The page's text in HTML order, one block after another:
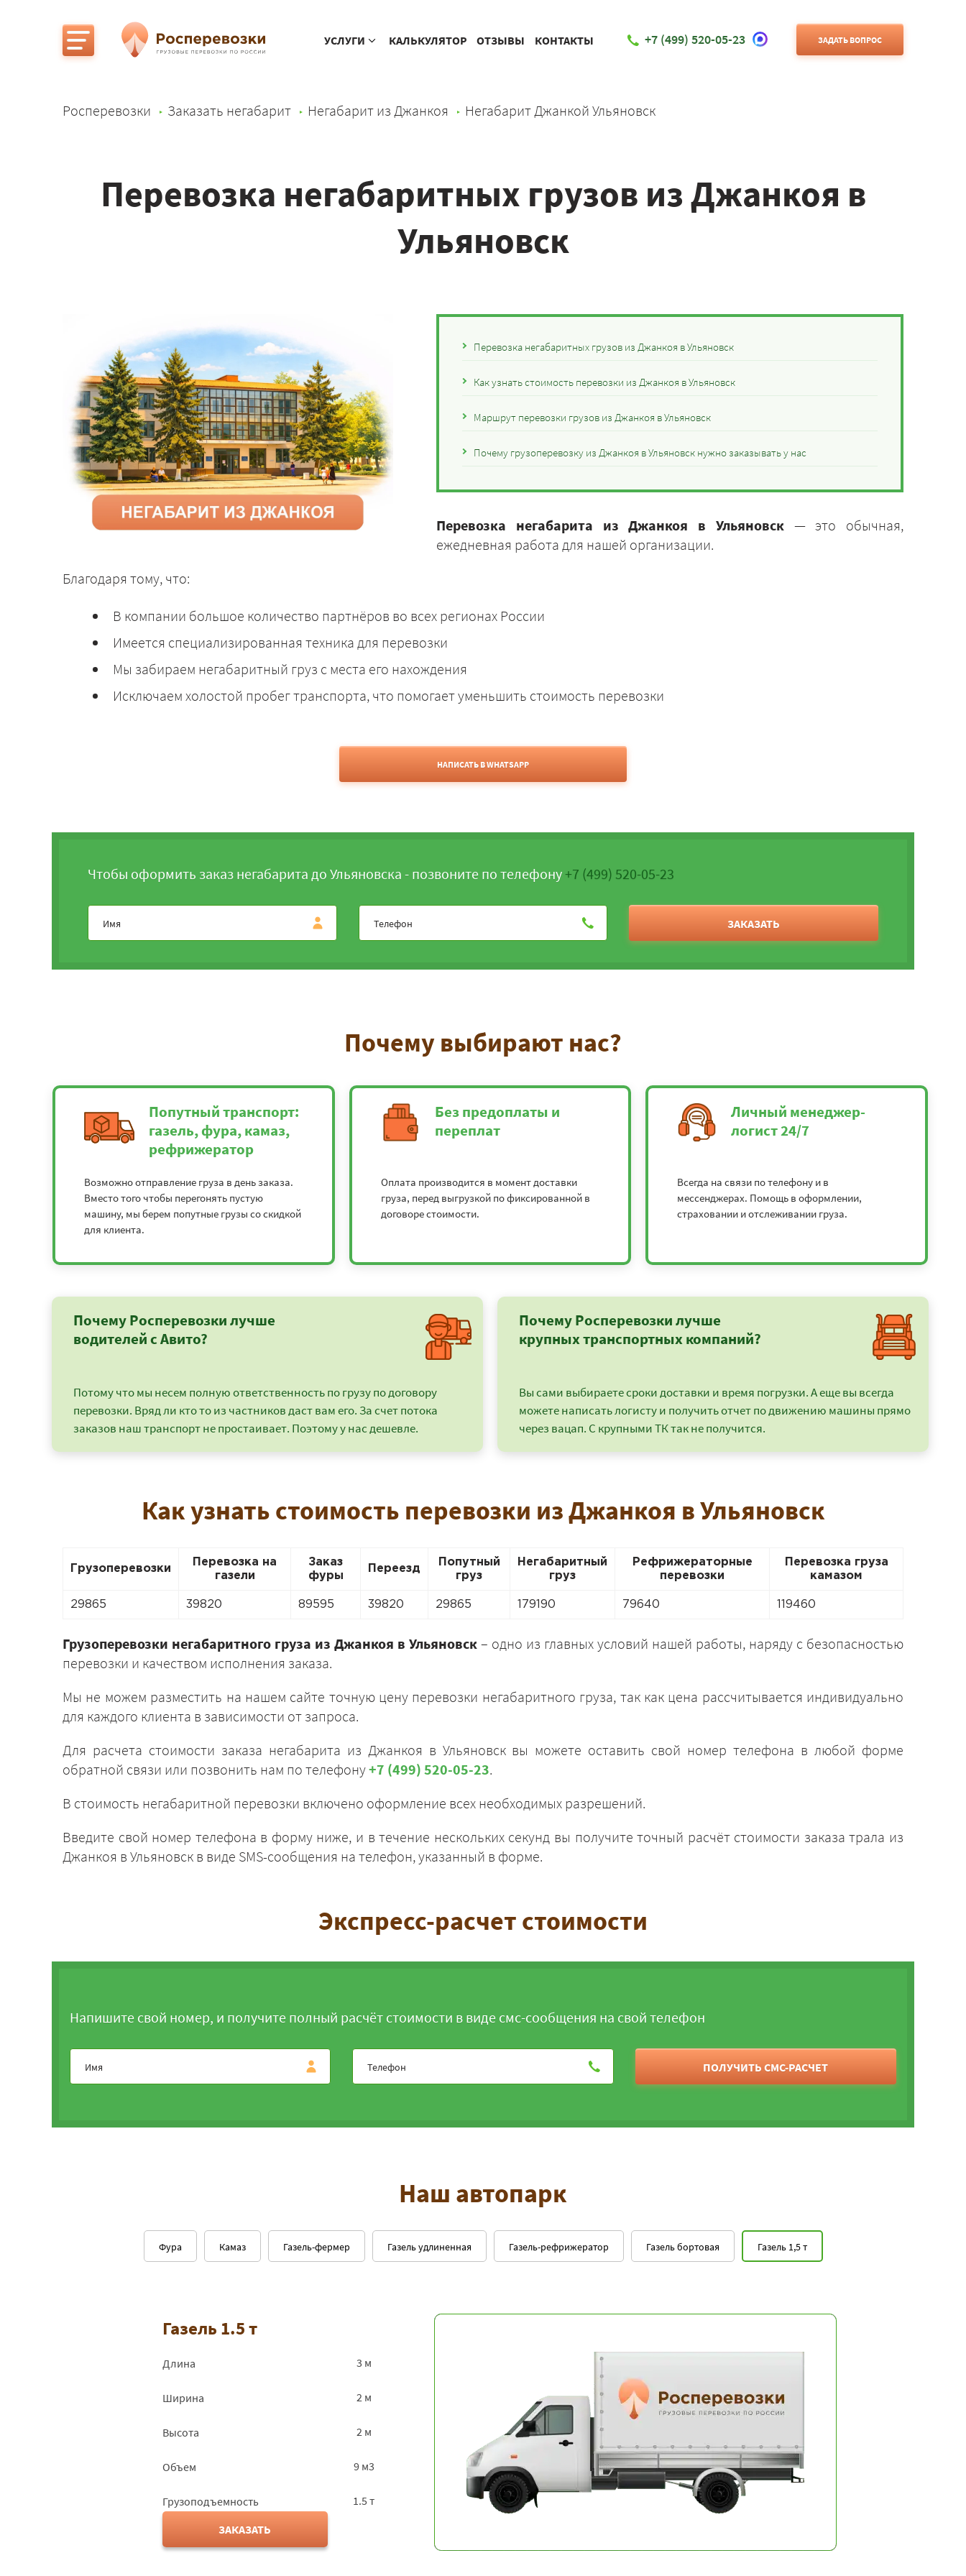
УСЛУГИ КАЛЬКУЛЯТОР ОТЗЫВЫ КОНТАКТЫ +7 (499) 520-05-23 ЗАДАТЬ ВОПРОС
Росперевозки Заказать негабарит Негабарит из Джанкоя Негабарит Джанкой Ульяновск
Перевозка негабаритных грузов из Джанкоя в
Ульяновск
Перевозка негабаритных грузов из Джанкоя в Ульяновск
Как узнать стоимость перевозки из Джанкоя в Ульяновск
Маршрут перевозки грузов из Джанкоя в Ульяновск
Почему грузоперевозку из Джанкоя в Ульяновск нужно заказывать у нас
Перевозка негабарита из Джанкоя в Ульяновск— это обычная,
ежедневная работа для нашей организации.
Благодаря тому, что:
В компании большое количество партнёров во всех регионах России
Имеется специализированная техника для перевозки
Мы забираем негабаритный груз с места его нахождения
Исключаем холостой пробег транспорта, что помогает уменьшить стоимость перевозки
НАПИСАТЬ В WHATSAPP
Чтобы оформить заказ негабарита до Ульяновска - позвоните по телефону+7 (499) 520-05-23
ЗАКАЗАТЬ
Почему выбирают нас?
Попутный транспорт:
газель, фура, камаз,
рефрижератор
Возможно отправление груза в день заказа.
Вместо того чтобы перегонять пустую
машину, мы берем попутные грузы со скидкой
для клиента.
Без предоплаты и
переплат
Оплата производится в момент доставки
груза, перед выгрузкой по фиксированной в
договоре стоимости.
Личный менеджер-
логист 24/7
Всегда на связи по телефону и в
мессенджерах. Помощь в оформлении,
страховании и отслеживании груза.
Почему Росперевозки лучше
водителей с Авито?
Потому что мы несем полную ответственность по грузу по договору
перевозки. Вряд ли кто то из частников даст вам его. За счет потока
заказов наш транспорт не простаивает. Поэтому у нас дешевле.
Почему Росперевозки лучше
крупных транспортных компаний?
Вы сами выбираете сроки доставки и время погрузки. А еще вы всегда
можете написать логисту и получить отчет по движению машины прямо
через вацап. С крупными ТК так не получится.
Как узнать стоимость перевозки из Джанкоя в Ульяновск
Грузоперевозки
Перевозка на
газели
Заказ
фуры
Переезд
Попутный
груз
Негабаритный
груз
Рефрижераторные
перевозки
Перевозка груза
камазом
29865 39820 89595 39820 29865 179190 79640 119460
Грузоперевозки негабаритного груза из Джанкоя в Ульяновск – одно из главных условий нашей работы, наряду с безопасностью
перевозки и качеством исполнения заказа.
Мы не можем разместить на нашем сайте точную цену перевозки негабаритного груза, так как цена рассчитывается индивидуально
для каждого клиента в зависимости от запроса.
Для расчета стоимости заказа негабарита из Джанкоя в Ульяновск вы можете оставить свой номер телефона в любой форме
обратной связи или позвонить нам по телефону+7 (499) 520-05-23.
В стоимость негабаритной перевозки включено оформление всех необходимых разрешений.
Введите свой номер телефона в форму ниже, и в течение нескольких секунд вы получите точный расчёт стоимости заказа трала из
Джанкоя в Ульяновск в виде SMS-сообщения на телефон, указанный в форме.
Экспресс-расчет стоимости
Напишите свой номер, и получите полный расчёт стоимости в виде смс-сообщения на свой телефон
ПОЛУЧИТЬ СМС-РАСЧЕТ
Наш автопарк
Газель 1,5 т
Газель удлиненная Газель бортовая
Газель-рефрижератор
Газель-фермер
Камаз
Фура
Газель 1.5 т
Длина 3 м
Ширина 2 м
Высота 2 м
Объем 9 м3
Грузоподъемность
1.5 т
ЗАКАЗАТЬ
+7 (499) 520-05-23